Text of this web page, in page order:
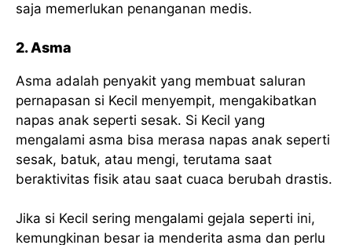
saja memerlukan penanganan medis.
2. Asma
Asma adalah penyakit yang membuat saluran
pernapasan si Kecil menyempit, mengakibatkan
napas anak seperti sesak. Si Kecil yang
mengalami asma bisa merasa napas anak seperti
sesak, batuk, atau mengi, terutama saat
beraktivitas fisik atau saat cuaca berubah drastis.
Jika si Kecil sering mengalami gejala seperti ini,
kemungkinan besar ia menderita asma dan perlu